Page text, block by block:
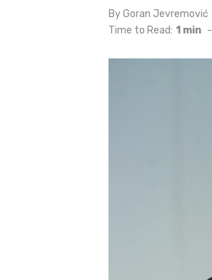
ByGoran Jevremović
Time to Read: 1 min -